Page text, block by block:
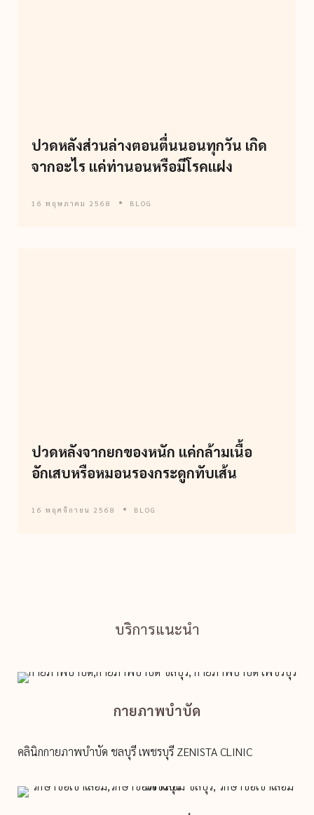
ปวดหลังส่วนล่างตอนตื่นนอนทุกวัน เกิด
จากอะไร แค่ท่านอนหรือมีโรคแฝง
16 พฤษภาคม 2568 BLOG
ปวดหลังจากยกของหนัก แค่กล้ามเนื้อ
อักเสบหรือหมอนรองกระดูกทับเส้น
16 พฤศจิกายน 2568 BLOG
บริการแนะนำ
กายภาพบำบัด
คลินิกกายภาพบำบัด ชลบุรี เพชรบุรี ZENISTA CLINIC